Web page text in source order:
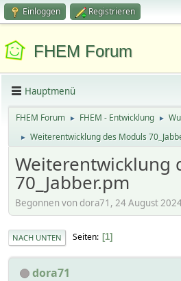
Einloggen Registrieren
FHEM Forum
Hauptmenü
FHEM Forum ► FHEM - Entwicklung ►
► Weiterentwicklung des Moduls
Weiterentwicklung
70_Jabber.pm
Begonnen von dora71, 24 August
NACH UNTEN Seiten 1
dora71